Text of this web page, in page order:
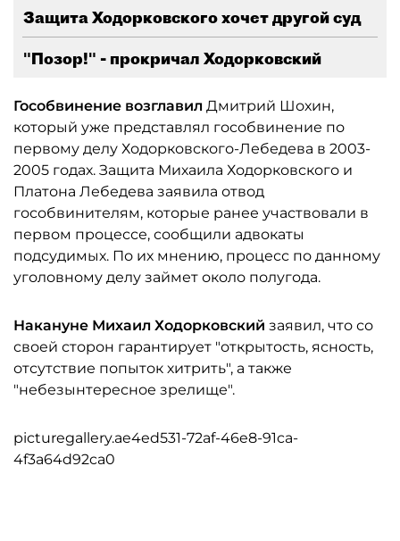
Защита Ходорковского хочет другой суд
"Позор!" - прокричал Ходорковский
Гособвинение возглавил Дмитрий Шохин,
который уже представлял гособвинение по
первому делу Ходорковского-Лебедева в 2003-
2005 годах. Защита Михаила Ходорковского и
Платона Лебедева заявила отвод
гособвинителям, которые ранее участвовали в
первом процессе, сообщили адвокаты
подсудимых. По их мнению, процесс по данному
уголовному делу займет около полугода.
Накануне Михаил Ходорковский заявил, что со
своей сторон гарантирует "открытость, ясность,
отсутствие попыток хитрить", а также
"небезынтересное зрелище".
picturegallery.ae4ed531-72af-46e8-91ca-
4f3a64d92ca0